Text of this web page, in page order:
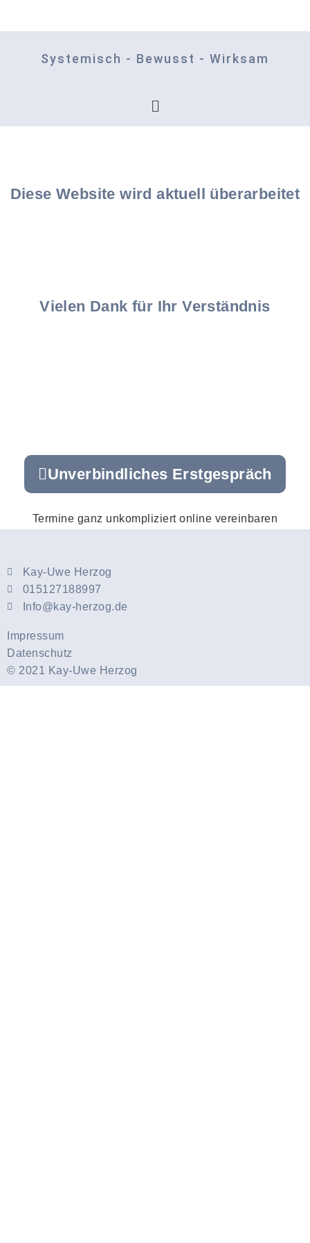
Systemisch - Bewusst - Wirksam
Diese Website wird aktuell überarbeitet
Vielen Dank für Ihr Verständnis
Unverbindliches Erstgespräch
Termine ganz unkompliziert online vereinbaren
Kay-Uwe Herzog
015127188997
Info@kay-herzog.de
Impressum
Datenschutz
© 2021 Kay-Uwe Herzog